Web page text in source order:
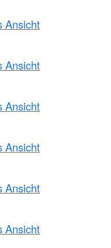
Ansicht
Ansicht
Ansicht
Ansicht
Ansicht
Ansicht